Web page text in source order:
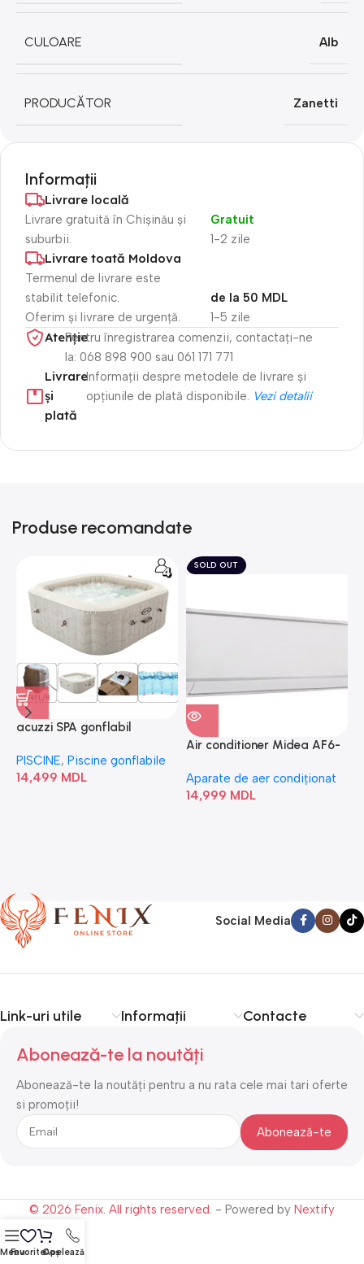
CULOARE Alb
PRODUCĂTOR Zanetti
Informații
Livrare locală
Livrare gratuită în Chișinău și
suburbii.
1-2 zile
Gratuit
Livrare toată Moldova
Termenul de livrare este
stabilit telefonic.
Oferim și livrare de urgență.
1-5 zile
de la 50 MDL
Atenție​Pentru înregistrarea comenzii, contactați-ne
la: 068 898 900 sau 061 171 771
Livrare
și
plată
Informații despre metodele de livrare și
opțiunile de plată disponibile. Vezi detalii
Produse recomandate
acuzzi SPA gonflabil
Bubble” 28446
PISCINE, Piscine gonflabile
14,499 MDL
SOLD OUT
Air conditioner Midea AF6-
Aparate de aer condiționat
14,999 MDL
Social Media
Link-uri utile Informații Contacte
Abonează-te la noutăți
Abonează-te la noutăți pentru a nu rata cele mai tari oferte
si promoții!
© 2026 Fenix. All rights reserved. - Powered by Nextify
MenuFavoriteCoș
Apelează-ne